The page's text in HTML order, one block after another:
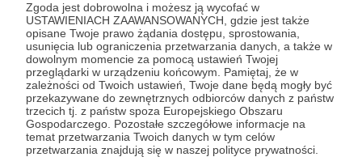
Zgoda jest dobrowolna i możesz ją wycofać w
USTAWIENIACH ZAAWANSOWANYCH, gdzie jest także
opisane Twoje prawo żądania dostępu, sprostowania,
usunięcia lub ograniczenia przetwarzania danych, a także w
dowolnym momencie za pomocą ustawień Twojej
przeglądarki w urządzeniu końcowym. Pamiętaj, że w
zależności od Twoich ustawień, Twoje dane będą mogły być
przekazywane do zewnętrznych odbiorców danych z państw
trzecich tj. z państw spoza Europejskiego Obszaru
Gospodarczego. Pozostałe szczegółowe informacje na
temat przetwarzania Twoich danych w tym celów
przetwarzania znajdują się w naszej polityce prywatności.
* Wyrażam zgodę na przetwarzanie moich danych
osobowych podanych w formularzu rejestracyjnym w celu
prawidłowego świadczenia usług serwisu Patronite.
Wyrażam zgodę na otrzymywanie drogą elektroniczną
informacji handlowych - newslettera. Opcja ta może zostać
zmieniona w ustawieniach konta.